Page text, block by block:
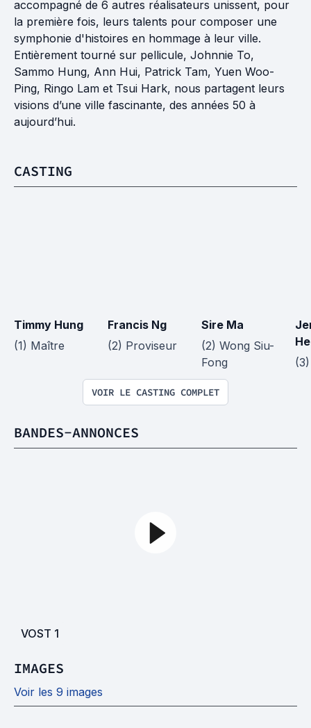
accompagné de 6 autres réalisateurs unissent, pour
la première fois, leurs talents pour composer une
symphonie d'histoires en hommage à leur ville.
Entièrement tourné sur pellicule, Johnnie To,
Sammo Hung, Ann Hui, Patrick Tam, Yuen Woo-
Ping, Ringo Lam et Tsui Hark, nous partagent leurs
visions d’une ville fascinante, des années 50 à
aujourd’hui.
CASTING
Timmy Hung
(1) Maître
Francis Ng
(2) Proviseur
Sire Ma
(2) Wong Siu-
Fong
VOIR LE CASTING COMPLET
BANDES-ANNONCES
VOST 1
IMAGES
Voir les 9 images